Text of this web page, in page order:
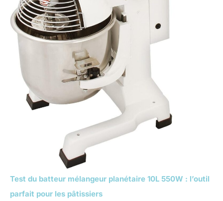
Test du batteur mélangeur planétaire 10L 550W : l’outil
parfait pour les pâtissiers